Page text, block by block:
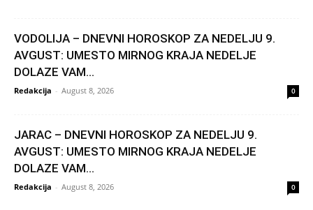
VODOLIJA – DNEVNI HOROSKOP ZA NEDELJU 9.
AVGUST: UMESTO MIRNOG KRAJA NEDELJE
DOLAZE VAM...
Redakcija - August 8, 2026 0
JARAC – DNEVNI HOROSKOP ZA NEDELJU 9.
AVGUST: UMESTO MIRNOG KRAJA NEDELJE
DOLAZE VAM...
Redakcija - August 8, 2026 0